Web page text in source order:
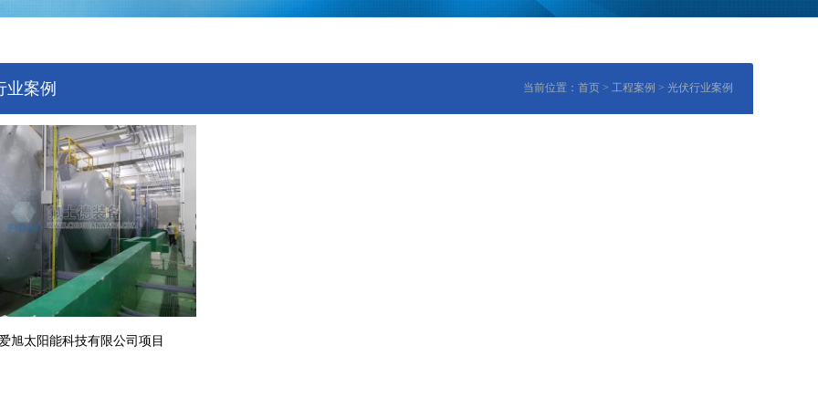
当前位置： 首页> 工程案例 > 光伏行业案例
业案例
旭太阳能科技有限公司项目